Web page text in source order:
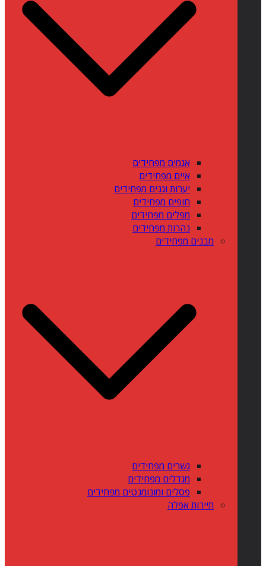
אגמים מפחידים
איים מפחידים
יערות וגנים מפחידים
חופים מפחידים
מפלים מפחידים
נהרות מפחידים
מבנים מפחידים
גשרים מפחידים
מגדלים מפחידים
פסלים ומונומנטים מפחידים
תיירות אפלה